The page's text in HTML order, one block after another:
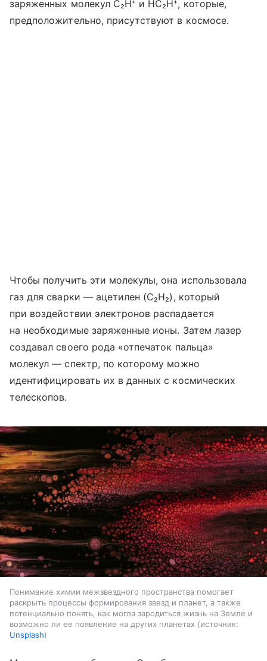
заряженных молекул C₂H⁺ и HC₂H⁺, которые,
предположительно, присутствуют в космосе.
Чтобы получить эти молекулы, она использовала
газ для сварки — ацетилен (C₂H₂), который
при воздействии электронов распадается
на необходимые заряженные ионы. Затем лазер
создавал своего рода «отпечаток пальца»
молекул — спектр, по которому можно
идентифицировать их в данных с космических
телескопов.
Понимание химии межзвездного пространства помогает
раскрыть процессы формирования звезд и планет, а также
потенциально понять, как могла зародиться жизнь на Земле и
возможно ли ее появление на других планетах
источник:
Unsplash